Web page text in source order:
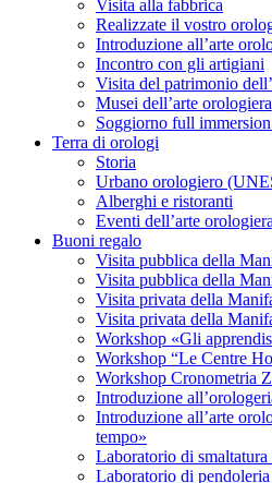
Visita alla fabbrica
Realizzate il vostro
Introduzione all’arte
Incontro con gli artigiani
Visita del patrimonio
Musei dell’arte orologiera
Soggiorno full
Terra di orologi
Storia
Urbano orologiero
Alberghi e ristoranti
Eventi dell’arte orologiera
Buoni regalo
Visita pubblica della
Visita pubblica della
Visita privata della
Visita privata della
Workshop «Gli
Workshop “Le Centre
Workshop Cronometria
Introduzione
Introduzione all’arte
tempo»
Laboratorio di
Laboratorio di